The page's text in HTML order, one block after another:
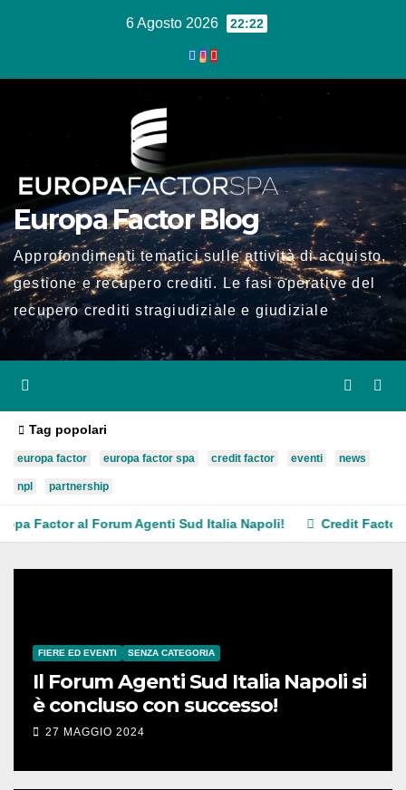
6 Agosto 2026 22:22
Europa Factor Blog
Approfondimenti tematici sulle attività di acquisto,
gestione e recupero crediti. Le fasi operative del
recupero crediti stragiudiziale e giudiziale
Tag popolari
europa factor europa factor spa credit factor eventi news
npl partnership
al Forum Agenti Sud Italia Napoli! Credit Factor sarà
FIERE ED EVENTI SENZA CATEGORIA
Il Forum Agenti Sud Italia Napoli si
è concluso con successo!
27 MAGGIO 2024